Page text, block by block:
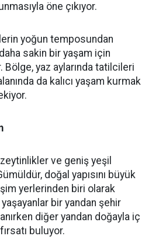
öne çıkıyor.
yoğun temposundan
sakin bir yaşam için
Bölge, yaz aylarında tatilcileri
da kalıcı yaşam kurmak
ve geniş yeşil
doğal yapısını büyük
yerlerinden biri olarak
bir yandan şehir
diğer yandan doğayla iç
buluyor.